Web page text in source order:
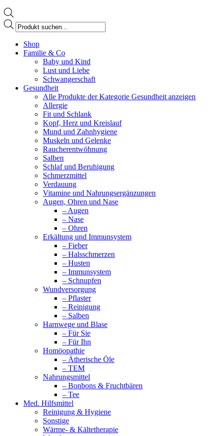
Products
search
page
opens
Shop
Familie & Co
Baby und Kind
Lust und Liebe
Schwangerschaft
Gesundheit
Alle Produkte der Kategorie Gesundheit anzeigen
Allergie
Fit und Schlank
Kopf, Herz und Kreislauf
Mund und Zahnhygiene
Muskeln und Gelenke
Raucherentwöhnung
Salben
Schlaf und Beruhigung
Schmerzmittel
Verdauung
Vitamine und Nahrungsergänzungen
Augen, Ohren und Nase
– Augen
– Nase
– Ohren
Erkältung und Immunsystem
– Fieber
– Halsschmerzen
– Husten
– Immunsystem
– Schnupfen
Wundversorgung
– Pflaster
– Reinigung
– Salben
Harnwege und Blase
– Für Sie
– Für Ihn
Homöopathie
– Ätherische Öle
– TEM
Nahrungsmittel
– Bonbons & Fruchtbären
– Tee
Med. Hilfsmittel
Reinigung & Hygiene
Sonstige
Wärme- & Kältetherapie